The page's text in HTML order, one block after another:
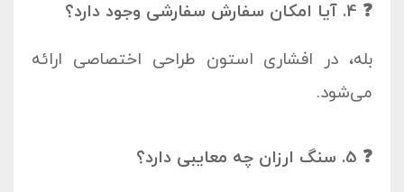
❓ 4. آیا امکان سفارش سفارشی وجود دارد؟
بله، در افشاری استون طراحی اختصاصی ارائه
می‌شود.
❓ 5. سنگ ارزان چه معایبی دارد؟